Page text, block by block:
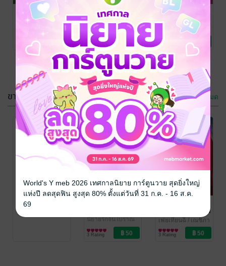
ฝากไว้ให้เธอได้
รัก
ภันเต
/ เณชิภา
นิยายรัก
No Rating
จันทร์พรายภพ
ภูษณิศา/ เณชิภา
นิยายรัก
1 Rating
ท่านสามีจำน้อง
หญิงเยี่ยงข้าได้
หรือไม่
เฟยเทียนฉี
/ เณชิภา
นิยายรักจีนโบราณ
3 Rating
กลลวงหมื่นรัก
เฟยเทียนฉี / เณชิภา
นิยายรักจีนโบราณ
3 Rating
คุณชายผู้นี้เป็น
สามีของท่าน
แล้ว เล่ม1
เฟยเทียนฉี/ เณชิภา
นิยายวาย Boy
Love / Yaoi
4 Rating
ขายดี ดูทั้งหมด
ระบบก่อน
นิยายรักจีนโบราณ
3 Rating
นกับฮูหยินตีตรา
เฟยเทียนฉี / เณชิภา
นิยายรักจีนโบราณ
3 Rating
World's Y meb 2026 เทศกาลนิยาย การ์ตูนวาย สุดยิ่งใหญ่
แห่งปี ลดสุดฟิน สูงสุด 80% ตั้งแต่วันที่ 31 ก.ค. - 16 ส.ค.
69